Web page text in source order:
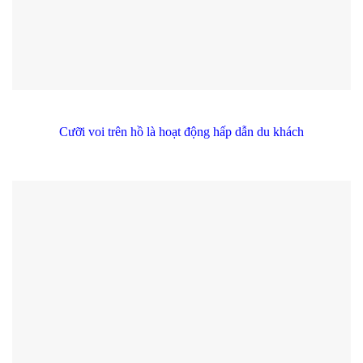
Cưỡi voi trên hồ là hoạt động hấp dẫn du khách